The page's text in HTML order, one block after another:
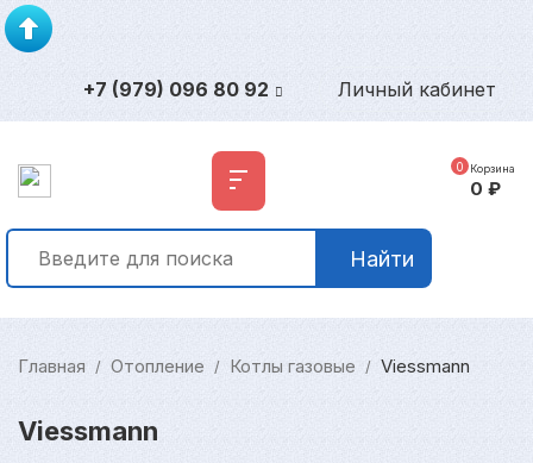
+7 (979) 096 80 92 Личный кабинет
Найти
0 Корзина
0 ₽
Главная / Отопление / Котлы газовые / Viessmann
Viessmann